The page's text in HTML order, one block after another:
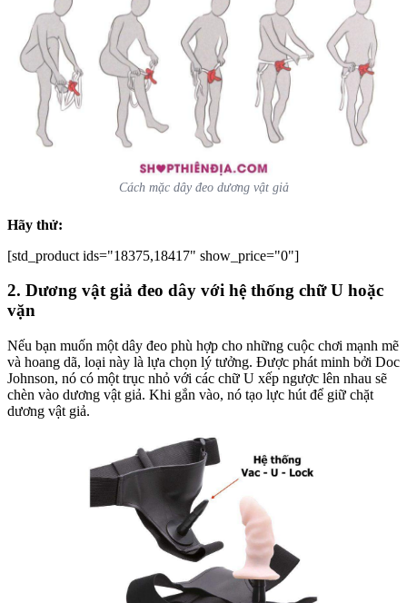
Cách mặc dây đeo dương vật giả
Hãy thử:
[std_product ids="18375,18417" show_price="0"]
2. Dương vật giả đeo dây với hệ thống chữ U hoặc
vặn
Nếu bạn muốn một dây đeo phù hợp cho những cuộc chơi mạnh mẽ
và hoang dã, loại này là lựa chọn lý tưởng. Được phát minh bởi Doc
Johnson, nó có một trục nhỏ với các chữ U xếp ngược lên nhau sẽ
chèn vào dương vật giả. Khi gắn vào, nó tạo lực hút để giữ chặt
dương vật giả.